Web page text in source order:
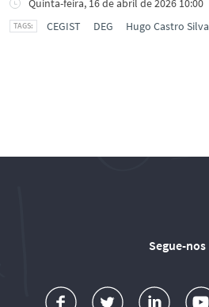
CEGIST
DEG Hugo Castro Silva
Segue-nos